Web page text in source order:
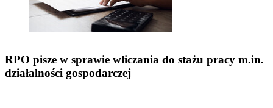
RPO pisze w sprawie wliczania do stażu pracy m.in.
działalności gospodarczej